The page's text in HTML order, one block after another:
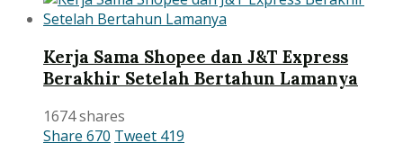
Kerja Sama Shopee dan J&T Express
Berakhir Setelah Bertahun Lamanya
1674 shares
Share 670 Tweet 419